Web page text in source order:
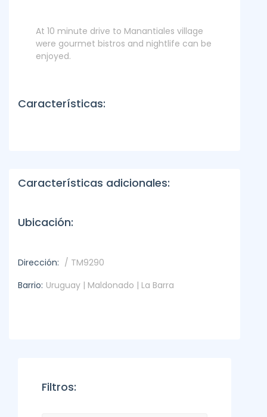
At 10 minute drive to Manantiales village
were gourmet bistros and nightlife can be
enjoyed.
Características:
Características adicionales:
Ubicación:
Dirección: / TM9290
Barrio: Uruguay | Maldonado | La Barra
Filtros: